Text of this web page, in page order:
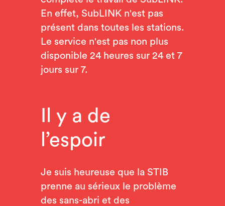
En effet, SubLINK n'est pas
présent dans toutes les stations.
Le service n'est pas non plus
disponible 24 heures sur 24 et 7
jours sur 7.
Il y a de
l’espoir
Je suis heureuse que la STIB
prenne au sérieux le problème
des sans-abri et des